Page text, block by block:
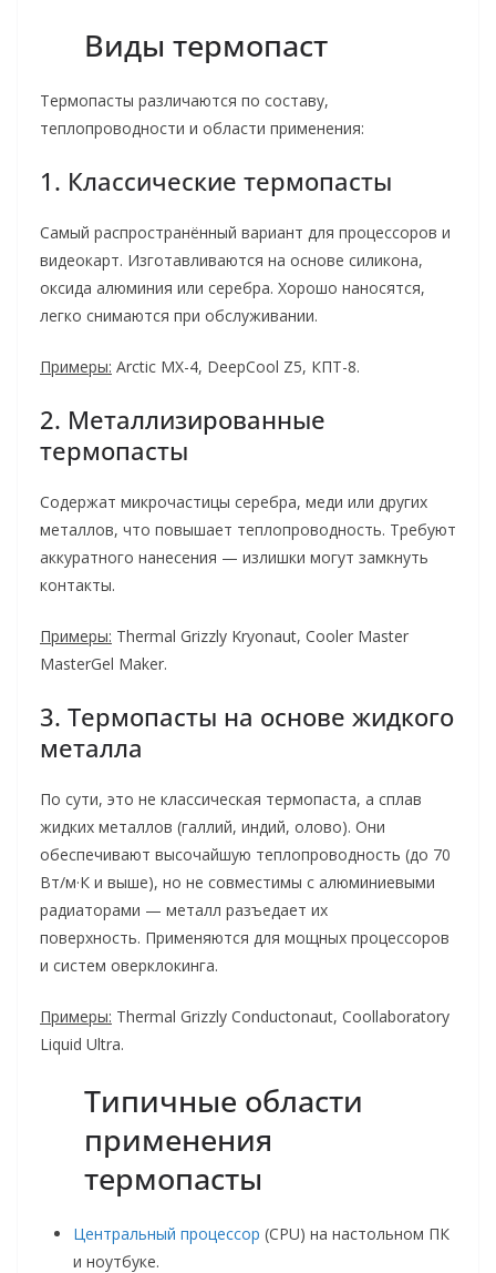
Виды термопаст
Термопасты различаются по составу,
теплопроводности и области применения:
1. Классические термопасты
Самый распространённый вариант для процессоров и
видеокарт. Изготавливаются на основе силикона,
оксида алюминия или серебра. Хорошо наносятся,
легко снимаются при обслуживании.
Примеры: Arctic MX-4, DeepCool Z5, КПТ-8.
2. Металлизированные
термопасты
Содержат микрочастицы серебра, меди или других
металлов, что повышает теплопроводность. Требуют
аккуратного нанесения — излишки могут замкнуть
контакты.
Примеры: Thermal Grizzly Kryonaut, Cooler Master
MasterGel Maker.
3. Термопасты на основе жидкого
металла
По сути, это не классическая термопаста, а сплав
жидких металлов (галлий, индий, олово). Они
обеспечивают высочайшую теплопроводность (до 70
Вт/м·К и выше), но не совместимы с алюминиевыми
радиаторами — металл разъедает их
поверхность. Применяются для мощных процессоров
и систем оверклокинга.
Примеры: Thermal Grizzly Conductonaut, Coollaboratory
Liquid Ultra.
Типичные области
применения
термопасты
Центральный процессор (CPU) на настольном ПК
и ноутбуке.